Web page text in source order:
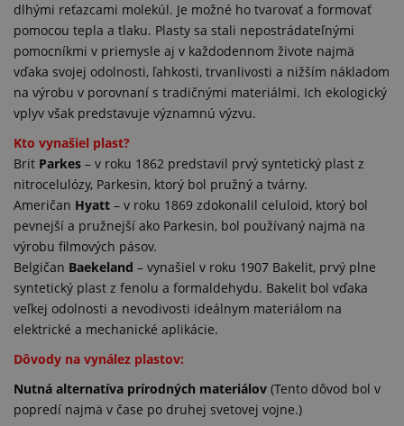
dlhými reťazcami molekúl. Je možné ho tvarovať a formovať
pomocou tepla a tlaku. Plasty sa stali nepostrádateľnými
pomocníkmi v priemysle aj v každodennom živote najmä
vďaka svojej odolnosti, ľahkosti, trvanlivosti a nižším nákladom
na výrobu v porovnaní s tradičnými materiálmi. Ich ekologický
vplyv však predstavuje významnú výzvu.
Kto vynašiel plast?
Brit Parkes – v roku 1862 predstavil prvý syntetický plast z
nitrocelulózy, Parkesin, ktorý bol pružný a tvárny.
Američan Hyatt – v roku 1869 zdokonalil celuloid, ktorý bol
pevnejší a pružnejší ako Parkesin, bol používaný najmä na
výrobu filmových pásov.
Belgičan Baekeland – vynašiel v roku 1907 Bakelit, prvý plne
syntetický plast z fenolu a formaldehydu. Bakelit bol vďaka
veľkej odolnosti a nevodivosti ideálnym materiálom na
elektrické a mechanické aplikácie.
Dôvody na vynález plastov:
Nutná alternatíva prírodných materiálov (Tento dôvod bol v
popredí najmä v čase po druhej svetovej vojne.)